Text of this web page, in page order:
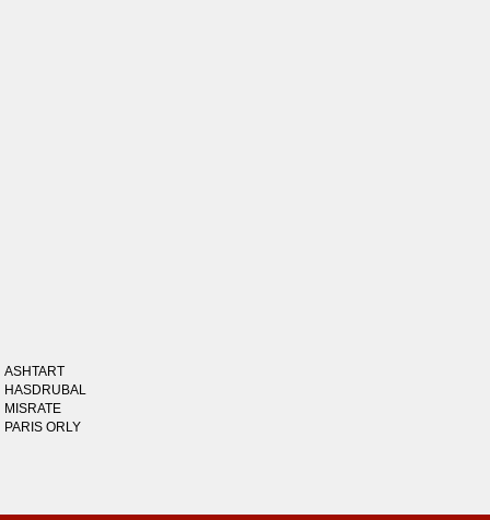
ASHTART
HASDRUBAL
MISRATE
PARIS ORLY